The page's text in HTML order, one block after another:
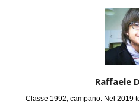
Raffaele
Classe 1992, campano. Nel 2019